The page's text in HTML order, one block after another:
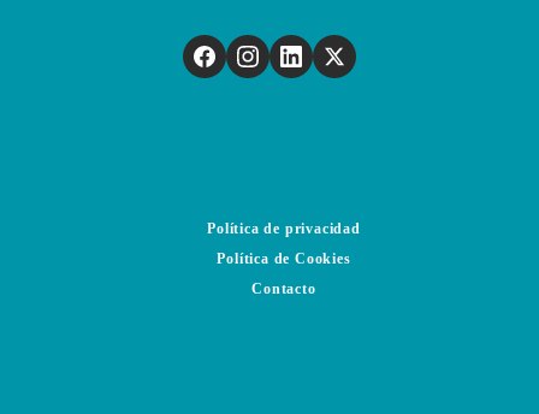
Política de privacidad
Política de Cookies
Contacto